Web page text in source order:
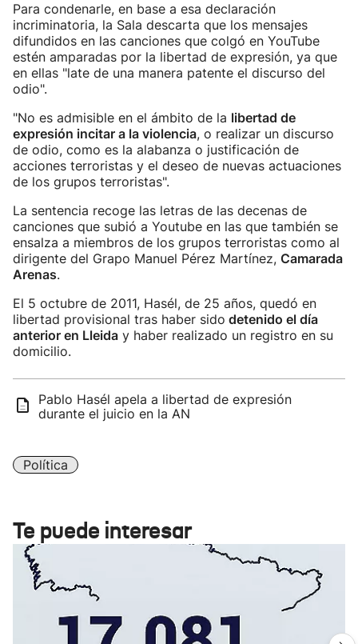
Para condenarle, en base a esa declaración
incriminatoria, la Sala descarta que los mensajes
difundidos en las canciones que colgó en YouTube
estén amparadas por la libertad de expresión, ya que
en ellas "late de una manera patente el discurso del
odio".
"No es admisible en el ámbito de la libertad de
expresión incitar a la violencia, o realizar un discurso
de odio, como es la alabanza o justificación de
acciones terroristas y el deseo de nuevas actuaciones
de los grupos terroristas".
La sentencia recoge las letras de las decenas de
canciones que subió a Youtube en las que también se
ensalza a miembros de los grupos terroristas como al
dirigente del Grapo Manuel Pérez Martínez, Camarada
Arenas.
El 5 octubre de 2011, Hasél, de 25 años, quedó en
libertad provisional tras haber sido detenido el día
anterior en Lleida y haber realizado un registro en su
domicilio.
Pablo Hasél apela a libertad de expresión
durante el juicio en la AN
Política
Te puede interesar